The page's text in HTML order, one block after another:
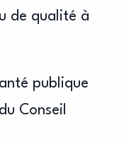
de qualité à
publique
Conseil